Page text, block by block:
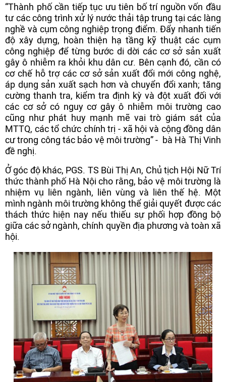
“Thành phố cần tiếp tục ưu tiên bố trí nguồn vốn đầu
tư các công trình xử lý nước thải tập trung tại các làng
nghề và cụm công nghiệp trọng điểm. Đẩy nhanh tiến
độ xây dựng, hoàn thiện hạ tầng kỹ thuật các cụm
công nghiệp để từng bước di dời các cơ sở sản xuất
gây ô nhiễm ra khỏi khu dân cư. Bên cạnh đó, cần có
cơ chế hỗ trợ các cơ sở sản xuất đổi mới công nghệ,
áp dụng sản xuất sạch hơn và chuyển đổi xanh; tăng
cường thanh tra, kiểm tra định kỳ và đột xuất đối với
các cơ sở có nguy cơ gây ô nhiễm môi trường cao
cũng như phát huy mạnh mẽ vai trò giám sát của
MTTQ, các tổ chức chính trị - xã hội và cộng đồng dân
cư trong công tác bảo vệ môi trường” - bà Hà Thị Vinh
đề nghị.
Ở góc độ khác, PGS. TS Bùi Thị An, Chủ tịch Hội Nữ Trí
thức thành phố Hà Nội cho rằng, bảo vệ môi trường là
nhiệm vụ liên ngành, liên vùng và liên thế hệ. Một
mình ngành môi trường không thể giải quyết được các
thách thức hiện nay nếu thiếu sự phối hợp đồng bộ
giữa các sở ngành, chính quyền địa phương và toàn xã
hội.